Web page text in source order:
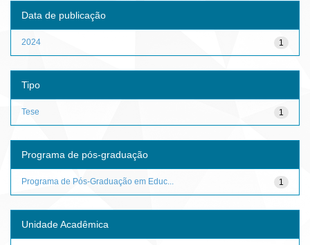
Data de publicação
1
2024
Tipo
1
Tese
Programa de pós-graduação
1
Programa de Pós-Graduação em Educ...
Unidade Acadêmica